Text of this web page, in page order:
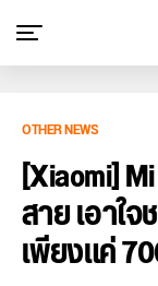
OTHER NEWS
[Xiaomi]
สาย เอาใ
เพียงแค่